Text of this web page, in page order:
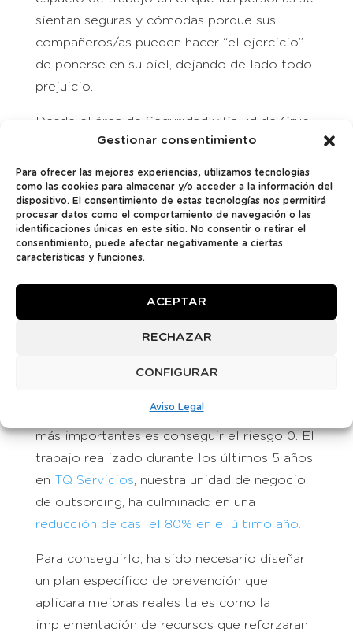
Gestionar consentimiento
Para ofrecer las mejores experiencias, utilizamos tecnologías
como las cookies para almacenar y/o acceder a la información del
dispositivo. El consentimiento de estas tecnologías nos permitirá
procesar datos como el comportamiento de navegación o las
identificaciones únicas en este sitio. No consentir o retirar el
consentimiento, puede afectar negativamente a ciertas
características y funciones.
ACEPTAR
RECHAZAR
CONFIGURAR
Aviso Legal
sientan seguras y cómodas porque sus
compañeros/as pueden hacer “el ejercicio”
de ponerse en su piel, dejando de lado todo
prejuicio.
Desde el área de Seguridad y Salud de Grup
Montaner, trabajamos para estudiar los
posibles riesgos de salud mental a los que
se enfrentan nuestros trabajadores/as y
aplicar mejoras que velen por su seguridad,
física y mental.
Reducción del 78% de los accidentes
Salud en el trabajo, y relacionada con la
Para Grup Montaner uno de los objetivos
más importantes es conseguir el riesgo 0. El
trabajo realizado durante los últimos 5 años
en TQ Servicios , nuestra unidad de negocio
de outsorcing, ha culminado en una
reducción de casi el 80% en el último año.
Para conseguirlo, ha sido necesario diseñar
un plan específico de prevención que
aplicara mejoras reales tales como la
implementación de recursos que reforzaran